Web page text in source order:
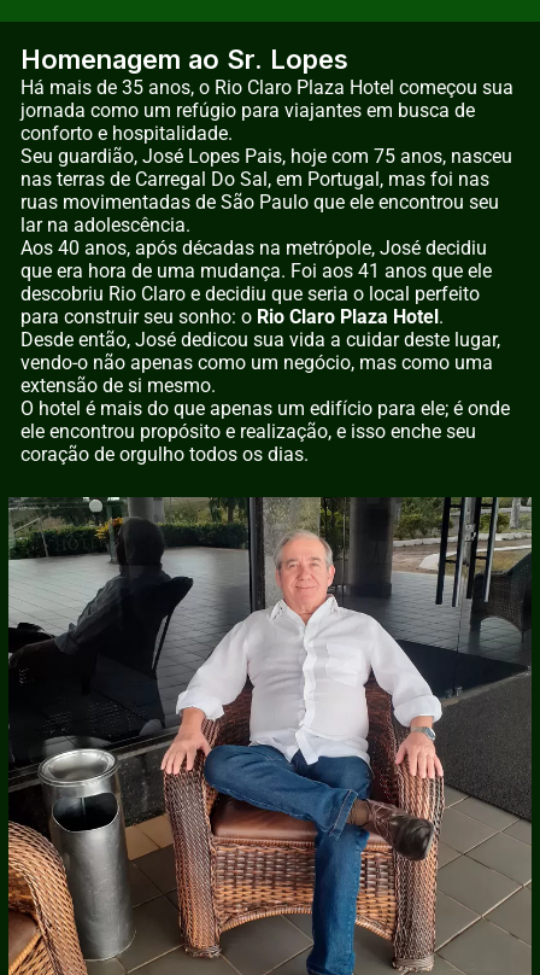
Homenagem ao Sr. Lopes
Há mais de 35 anos, o Rio Claro Plaza Hotel começou sua
jornada como um refúgio para viajantes em busca de
conforto e hospitalidade.
Seu guardião, José Lopes Pais, hoje com 75 anos, nasceu
nas terras de Carregal Do Sal, em Portugal, mas foi nas
ruas movimentadas de São Paulo que ele encontrou seu
lar na adolescência.
Aos 40 anos, após décadas na metrópole, José decidiu
que era hora de uma mudança. Foi aos 41 anos que ele
descobriu Rio Claro e decidiu que seria o local perfeito
para construir seu sonho: o Rio Claro Plaza Hotel .
Desde então, José dedicou sua vida a cuidar deste lugar,
vendo-o não apenas como um negócio, mas como uma
extensão de si mesmo.
O hotel é mais do que apenas um edifício para ele; é onde
ele encontrou propósito e realização, e isso enche seu
coração de orgulho todos os dias.